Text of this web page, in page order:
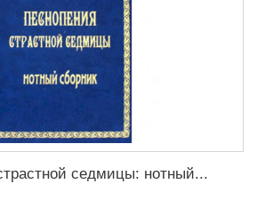
седмицы: нотный...